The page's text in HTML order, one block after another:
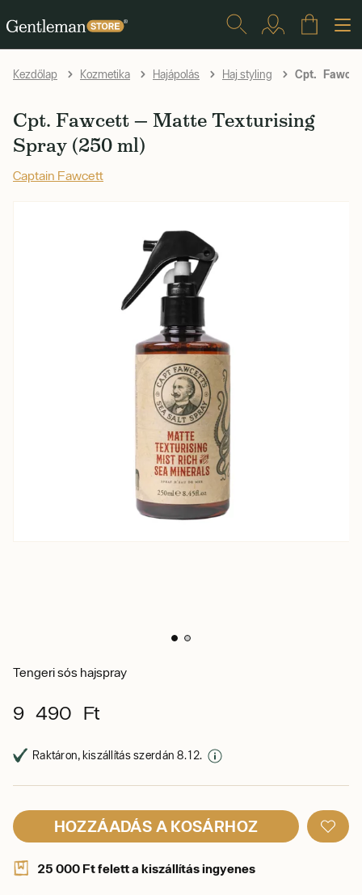
Kezdőlap Kozmetika Hajápolás Haj styling Cpt.
Cpt. Fawcett — Matte Texturising
Spray (250 ml)
Captain Fawcett
Tengeri sós hajspray
9 490 Ft
Raktáron, kiszállítás szerdán 8. 12.
HOZZÁADÁS A KOSÁRHOZ
25 000 Ft felett a kiszállítás ingyenes